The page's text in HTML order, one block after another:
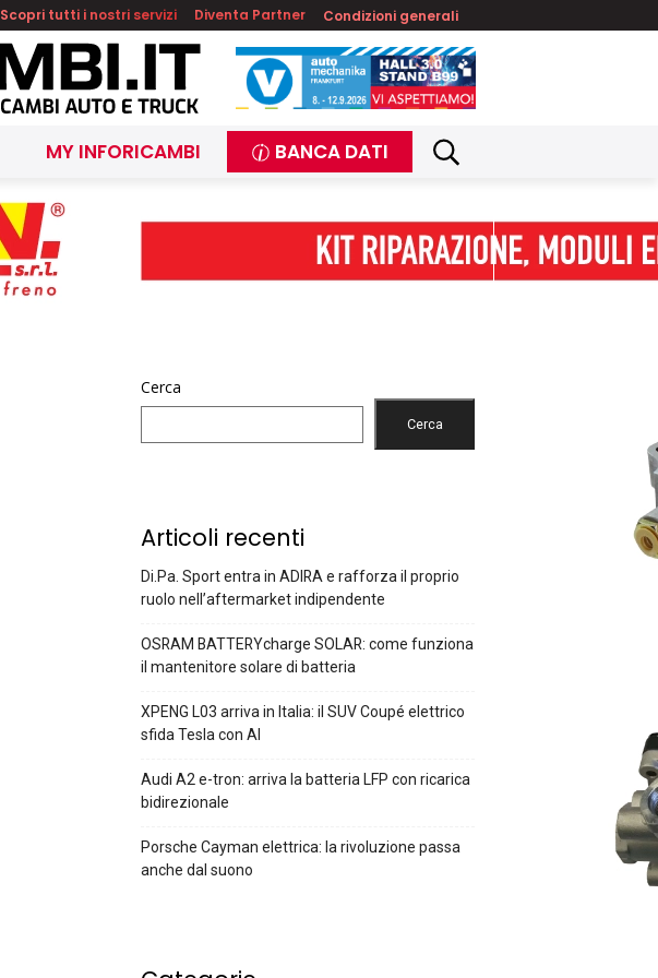
Scopri tutti i nostri servizi Diventa Partner Condizioni generali
MY INFORICAMBI BANCA DATI
Cerca
Cerca
Articoli recenti
Di.Pa. Sport entra in ADIRA e rafforza il proprio
ruolo nell’aftermarket indipendente
OSRAM BATTERYcharge SOLAR: come funziona
il mantenitore solare di batteria
XPENG L03 arriva in Italia: il SUV Coupé elettrico
sfida Tesla con AI
Audi A2 e-tron: arriva la batteria LFP con ricarica
bidirezionale
Porsche Cayman elettrica: la rivoluzione passa
anche dal suono